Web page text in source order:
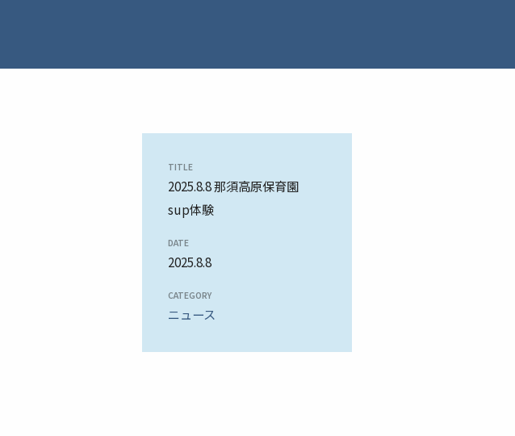
TITLE
2025.8.8 那須高原保育園
sup体験
DATE
2025.8.8
CATEGORY
ニュース